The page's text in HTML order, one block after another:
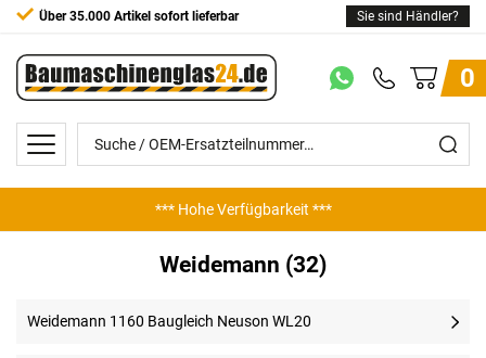
Über 35.000 Artikel sofort lieferbar Sie sind Händler?
0
*** Hohe Verfügbarkeit ***
Weidemann (32)
Weidemann 1160 Baugleich Neuson WL20